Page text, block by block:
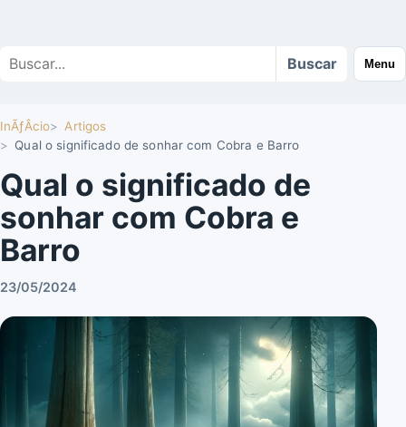
Buscar
Buscar Menu
InÃƒÂ­cio
Artigos
Qual o significado de sonhar com Cobra e Barro
Qual o significado de
sonhar com Cobra e
Barro
23/05/2024